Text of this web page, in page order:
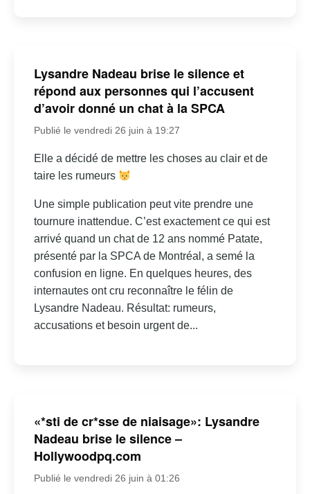
Lysandre Nadeau brise le silence et
répond aux personnes qui l’accusent
d’avoir donné un chat à la SPCA
Publié le vendredi 26 juin à 19:27
Elle a décidé de mettre les choses au clair et de
taire les rumeurs
Une simple publication peut vite prendre une
tournure inattendue. C’est exactement ce qui est
arrivé quand un chat de 12 ans nommé Patate,
présenté par la SPCA de Montréal, a semé la
confusion en ligne. En quelques heures, des
internautes ont cru reconnaître le félin de
Lysandre Nadeau. Résultat: rumeurs,
accusations et besoin urgent de...
«*sti de cr*sse de niaisage»: Lysandre
Nadeau brise le silence –
Hollywoodpq.com
Publié le vendredi 26 juin à 01:26